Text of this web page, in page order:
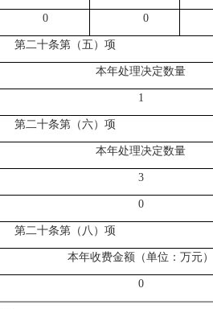
0 0
第二十条第（五）项
本年处理决定数量
1
第二十条第（六）项
本年处理决定数量
3
0
第二十条第（八）项
本年收费金额（单位：万元）
0